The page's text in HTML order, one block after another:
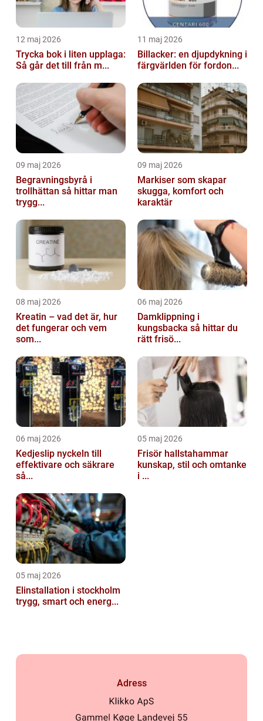
12 maj 2026
Trycka bok i liten upplaga:
Så går det till från m...
11 maj 2026
Billacker: en djupdykning i
färgvärlden för fordon...
09 maj 2026
Begravningsbyrå i
trollhättan så hittar man
trygg...
09 maj 2026
Markiser som skapar
skugga, komfort och
karaktär
08 maj 2026
Kreatin – vad det är, hur
det fungerar och vem
som...
06 maj 2026
Damklippning i
kungsbacka så hittar du
rätt frisö...
06 maj 2026
Kedjeslip nyckeln till
effektivare och säkrare
så...
05 maj 2026
Frisör hallstahammar
kunskap, stil och omtanke
i ...
05 maj 2026
Elinstallation i stockholm
trygg, smart och energ...
Adress